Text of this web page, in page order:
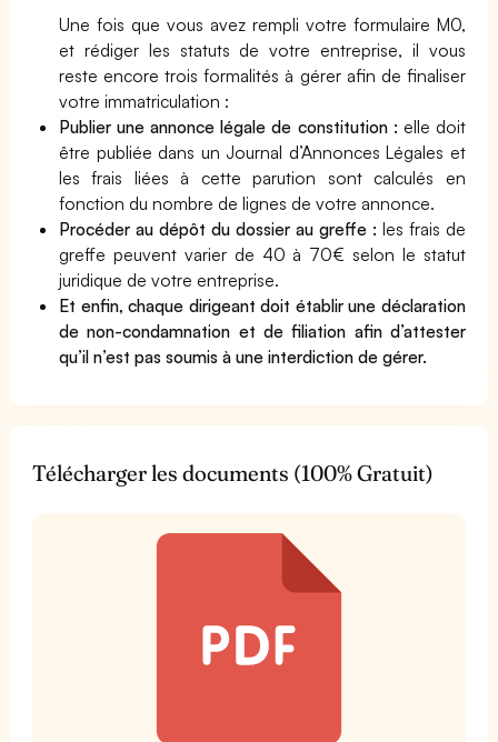
Une fois que vous avez rempli votre formulaire M0,
et rédiger les statuts de votre entreprise, il vous
reste encore trois formalités à gérer afin de finaliser
votre immatriculation :
Publier une annonce légale de constitution : elle doit
être publiée dans un Journal d’Annonces Légales et
les frais liées à cette parution sont calculés en
fonction du nombre de lignes de votre annonce.
Procéder au dépôt du dossier au greffe : les frais de
greffe peuvent varier de 40 à 70€ selon le statut
juridique de votre entreprise.
Et enfin, chaque dirigeant doit établir une déclaration
de non-condamnation et de filiation afin d’attester
qu’il n’est pas soumis à une interdiction de gérer.
Télécharger les documents (100% Gratuit)